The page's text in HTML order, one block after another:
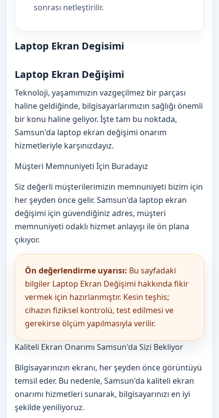
sonrası netleştirilir.
Laptop Ekran Degisimi
Laptop Ekran Değişimi
Teknoloji, yaşamımızın vazgeçilmez bir parçası
haline geldiğinde, bilgisayarlarımızın sağlığı önemli
bir konu haline geliyor. İşte tam bu noktada,
Samsun'da laptop ekran değişimi onarım
hizmetleriyle karşınızdayız.
Müşteri Memnuniyeti İçin Buradayız
Siz değerli müşterilerimizin memnuniyeti bizim için
her şeyden önce gelir. Samsun'da laptop ekran
değişimi için güvendiğiniz adres, müşteri
memnuniyeti odaklı hizmet anlayışı ile ön plana
çıkıyor.
Ön değerlendirme uyarısı: Bu sayfadaki
bilgiler Laptop Ekran Değişimi hakkında fikir
vermek için hazırlanmıştır. Kesin teşhis;
cihazın fiziksel kontrolü, test edilmesi ve
gerekirse ölçüm yapılmasıyla verilir.
Kaliteli Ekran Onarımı Samsun'da Sizi Bekliyor
Bilgisayarınızın ekranı, her şeyden önce görüntüyü
temsil eder. Bu nedenle, Samsun'da kaliteli ekran
onarımı hizmetleri sunarak, bilgisayarınızı en iyi
şekilde yeniliyoruz.